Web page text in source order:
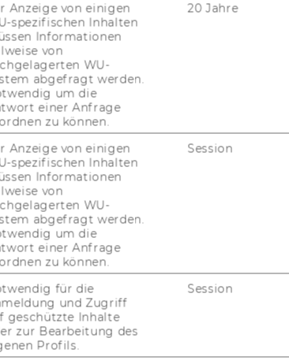
Anzeige von einigen
spezifischen Inhalten
Informationen
von
WU-
abgefragt werden.
um die
einer Anfrage
zu können.
20 Jahre
Anzeige von einigen
spezifischen Inhalten
Informationen
von
WU-
abgefragt werden.
um die
einer Anfrage
zu können.
Session
für die
und Zugriff
geschützte Inhalte
zur Bearbeitung des
Profils.
Session